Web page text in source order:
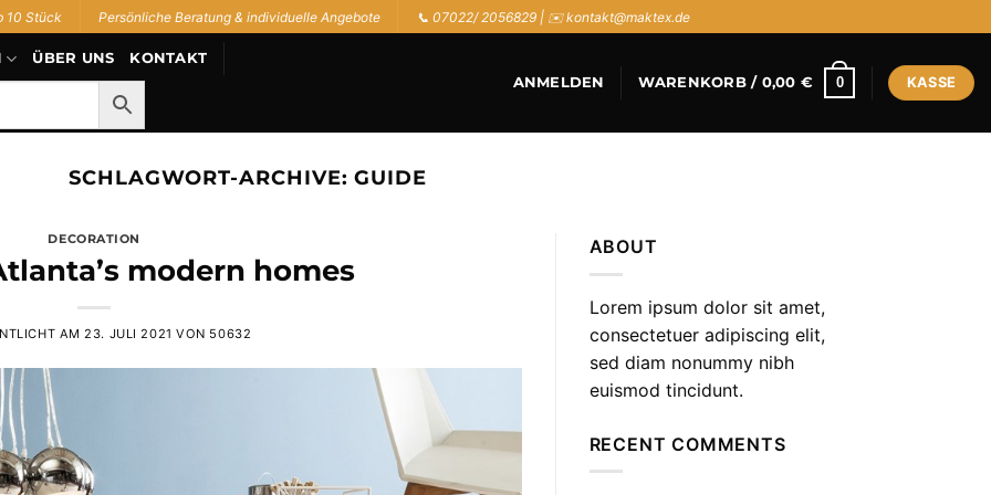
10 Stück Persönliche Beratung & individuelle Angebote 📞 07022/ 2056829 | ✉️ kontakt@maktex.de
ÜBER UNS
KONTAKT
ANMELDEN
WARENKORB / 0,00 € 0 KASSE
SCHLAGWORT-ARCHIVE:GUIDE
DECORATION
modern homes
AM 23. JULI 2021 VON 50632
ABOUT
Lorem ipsum dolor sit amet,
consectetuer adipiscing elit,
sed diam nonummy nibh
euismod tincidunt.
RECENT COMMENTS